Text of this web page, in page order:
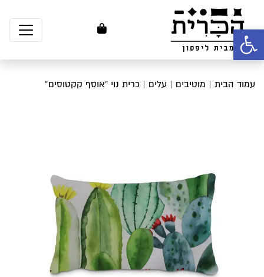
פתח סרגל נגישות
עמוד הבית | מוטיבים | עלים | כרית נוי “אוסף קקטוסים”